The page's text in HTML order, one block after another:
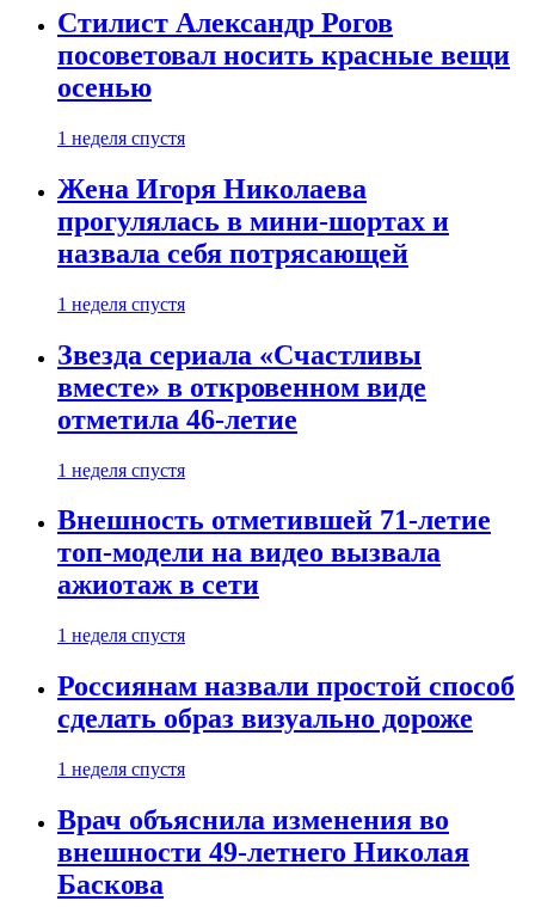
Стилист Александр Рогов
посоветовал носить красные вещи
осенью
1 неделя спустя
Жена Игоря Николаева
прогулялась в мини-шортах и
назвала себя потрясающей
1 неделя спустя
Звезда сериала «Счастливы
вместе» в откровенном виде
отметила 46-летие
1 неделя спустя
Внешность отметившей 71-летие
топ-модели на видео вызвала
ажиотаж в сети
1 неделя спустя
Россиянам назвали простой способ
сделать образ визуально дороже
1 неделя спустя
Врач объяснила изменения во
внешности 49-летнего Николая
Баскова